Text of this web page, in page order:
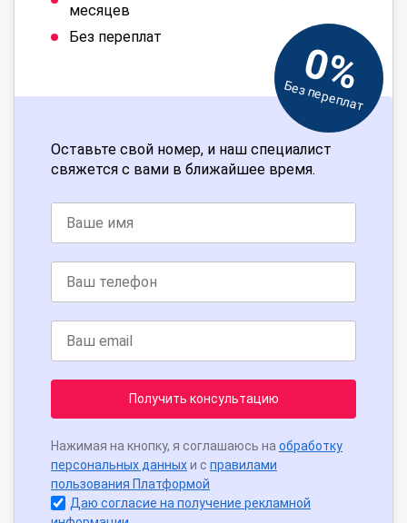
месяцев
Без переплат
0%
Без переплат
Оставьте свой номер, и наш специалист
свяжется с вами в ближайшее время.
Получить консультацию
Нажимая на кнопку, я соглашаюсь на обработку
персональных данныхи с правилами
пользования Платформой
Даю согласие на получение рекламной